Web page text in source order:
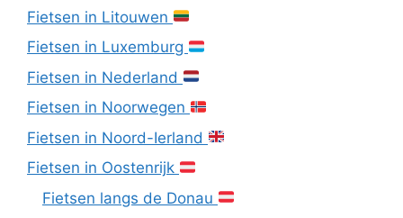
Fietsen in Litouwen
Fietsen in Luxemburg
Fietsen in Nederland
Fietsen in Noorwegen
Fietsen in Noord-Ierland
Fietsen in Oostenrijk
Fietsen langs de Donau